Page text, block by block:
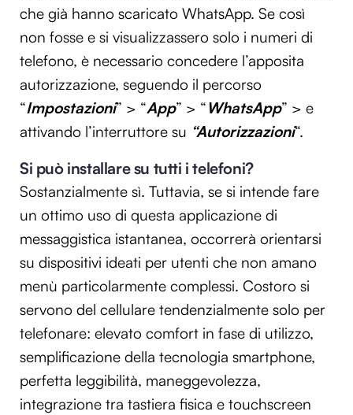
che già hanno scaricato WhatsApp. Se così
non fosse e si visualizzassero solo i numeri di
telefono, è necessario concedere l’apposita
autorizzazione, seguendo il percorso
“Impostazioni” > “App” > “WhatsApp” > e
attivando l’interruttore su “Autorizzazioni“.
Si può installare su tutti i telefoni?
Sostanzialmente sì. Tuttavia, se si intende fare
un ottimo uso di questa applicazione di
messaggistica istantanea, occorrerà orientarsi
su dispositivi ideati per utenti che non amano
menù particolarmente complessi. Costoro si
servono del cellulare tendenzialmente solo per
telefonare: elevato comfort in fase di utilizzo,
semplificazione della tecnologia smartphone,
perfetta leggibilità, maneggevolezza,
integrazione tra tastiera fisica e touchscreen